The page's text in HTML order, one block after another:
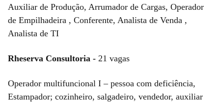
Auxiliar de Produção, Arrumador de Cargas, Operador
de Empilhadeira , Conferente, Analista de Venda ,
Analista de TI
Rheserva Consultoria - 21 vagas
Operador multifuncional I – pessoa com deficiência,
Estampador; cozinheiro, salgadeiro, vendedor, auxiliar